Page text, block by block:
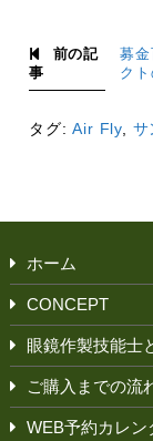
前の記
事
募金
ク
タグ:Air Fly, サ
ホーム
CONCEPT
眼鏡作製技能士
ご購入までの流
WEB予約カレン